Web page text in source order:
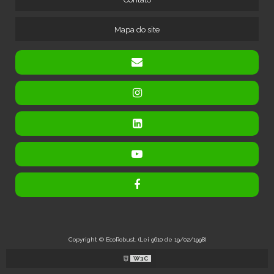
MÁQUINA PARA SEPARAR COBRE DE ALUMÍNIO
MÁQUINA SEPARADORA DE CABOS ELETRÔNICOS
TRITURADOR DE COBRE A SECO
TRITURADOR DE FIOS E CABOS ELÉTRICOS
TRITURADOR E SEPARADOR DE METAIS
TRITURADOR PARA CABOS DE COBRE
TRITURADOR PARA FIOS ELÉTRICOS
TRITURADOR PARA RECICLAGEM DE FIOS ELÉTRICOS
Mapa do site
Copyright © EcoRobust. (Lei 9610 de 19/02/1998)
W3C